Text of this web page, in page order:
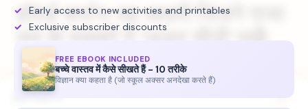
हॉवर्ड कार्टर: वह आदमी जिसने राजा
तुत के मकबरे में 'अद्भुत चीज़ें' पाईं!
5.5 मिनट पढ़ने का समय Ages 4-12 15 दिसंबर 2025
इस लेख में
Early access to new activities and printables
Exclusive subscriber discounts
FREE EBOOK INCLUDED
बच्चे वास्तव में कैसे सीखते हैं - 10 तरीके
विज्ञान क्या कहता है (जो स्कूल अक्सर अनदेखा करते हैं)